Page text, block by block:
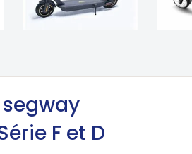
F et D